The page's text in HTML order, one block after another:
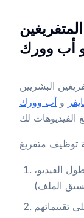
المتفريغين
أب وورك
البشريين
و أب وورك
الفيديو،
تقييماتهم